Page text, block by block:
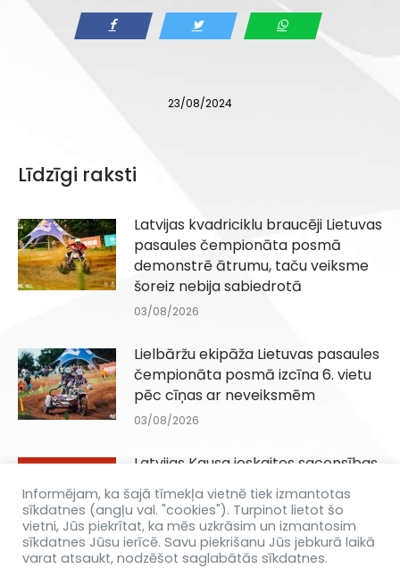
23/08/2024
Līdzīgi raksti
Latvijas kvadriciklu braucēji Lietuvas
pasaules čempionāta posmā
demonstrē ātrumu, taču veiksme
šoreiz nebija sabiedrotā
03/08/2026
Lielbāržu ekipāža Lietuvas pasaules
čempionāta posmā izcīna 6. vietu
pēc cīņas ar neveiksmēm
03/08/2026
Latvijas Kausa ieskaites sacensības
Q100, QJuniori un QIesācēji klasēm
Dēliņkalnā 29.08.2026
31/07/2026
Informējam, ka šajā tīmekļa vietnē tiek izmantotas
sīkdatnes (angļu val. "cookies"). Turpinot lietot šo
vietni, Jūs piekrītat, ka mēs uzkrāsim un izmantosim
sīkdatnes Jūsu ierīcē. Savu piekrišanu Jūs jebkurā laikā
varat atsaukt, nodzēšot saglabātās sīkdatnes.